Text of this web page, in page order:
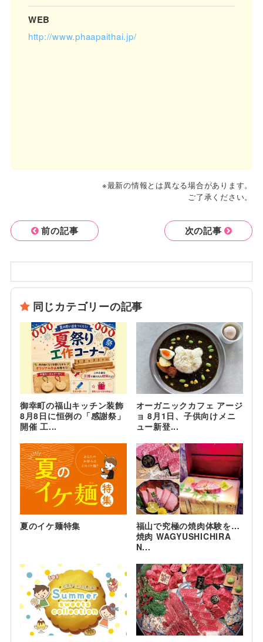
WEB
http://www.phaapaithai.jp/
※最新の情報とは異なる場合があります。
ご了承ください。
前の記事 次の記事
同じカテゴリーの記事
御幸町の福山キッチン装飾
8月8日に恒例の「感謝祭」
開催 工...
オーガニックカフェ アージ
ョ 8月1日、子供向けメニ
ュー新登...
夏のイケ麺特集
福山で究極の焼肉体験を…
焼肉 WAGYUSHICHIRA
N...